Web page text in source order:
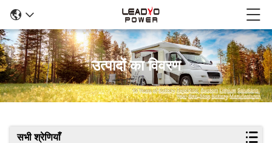
उत्पादों का विवरण
सभी श्रेणियाँ